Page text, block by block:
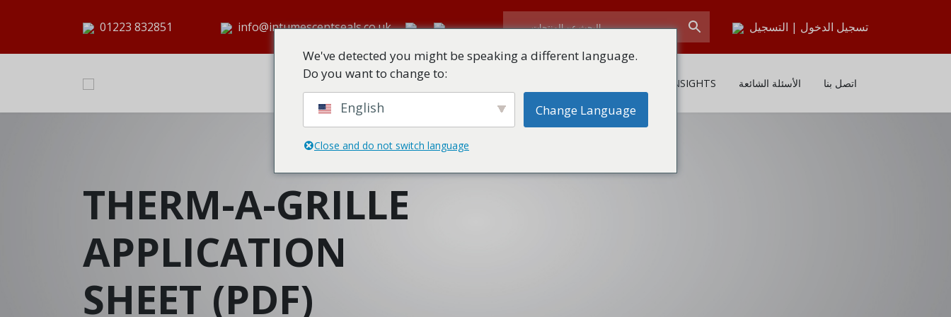
01223 832851 info@intumescentseals.co.uk تسجيل الدخول | التسجيل
الصفحة الرئيسية نبذة عن NEWS & INSIGHTS الأسئلة الشائعة اتصل بنا
THERM-A-GRILLE
APPLICATION
SHEET (PDF)
We've detected you might be speaking a different language.
Do you want to change to:
English Change Language
Close and do not switch language